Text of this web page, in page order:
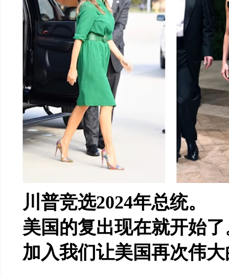
川普竞选2024年总统。
美国的复出现在就开始
加入我们让美国再次伟